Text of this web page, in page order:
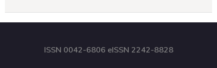
ISSN 0042-6806 eISSN 2242-8828